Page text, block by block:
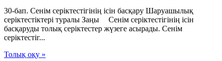
30-бап. Сенiм серiктестiгiнiң iсiн басқару Шаруашылық
серіктестіктері туралы Заңы Сенiм серiктестiгiнiң iсiн
басқаруды толық серiктестер жүзеге асырады. Сенiм
серiктестiг...
Толық оқу »